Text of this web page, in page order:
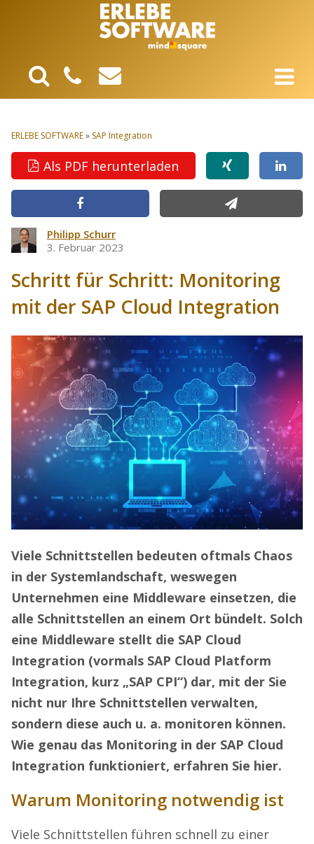
ERLEBE SOFTWARE» SAP Integration
Als PDF herunterladen
Philipp Schurr
3. Februar 2023
Schritt für Schritt: Monitoring
mit der SAP Cloud Integration
Viele Schnittstellen bedeuten oftmals Chaos
in der Systemlandschaft, weswegen
Unternehmen eine Middleware einsetzen, die
alle Schnittstellen an einem Ort bündelt. Solch
eine Middleware stellt die SAP Cloud
Integration (vormals SAP Cloud Platform
Integration, kurz „SAP CPI“) dar, mit der Sie
nicht nur Ihre Schnittstellen verwalten,
sondern diese auch u. a. monitoren können.
Wie genau das Monitoring in der SAP Cloud
Integration funktioniert, erfahren Sie hier.
Warum Monitoring notwendig ist
Viele Schnittstellen führen schnell zu einer